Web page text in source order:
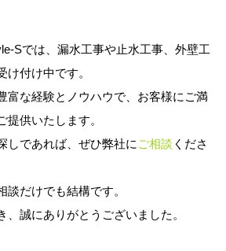
Sでは、漏水工事や止水工事、外壁工
け付け中です。
富な経験とノウハウで、お客様にご満
提供いたします。
しであれば、ぜひ弊社に ご相談 くださ
談だけでも結構です。
、誠にありがとうございました。